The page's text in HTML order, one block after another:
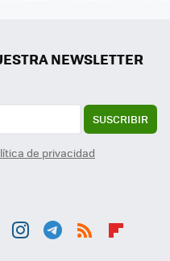
NEWSLETTER
SUSCRIBIR
de privacidad